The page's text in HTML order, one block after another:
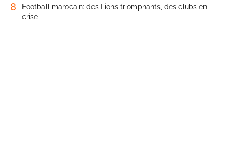
8
Football marocain: des Lions triomphants, des clubs en
crise